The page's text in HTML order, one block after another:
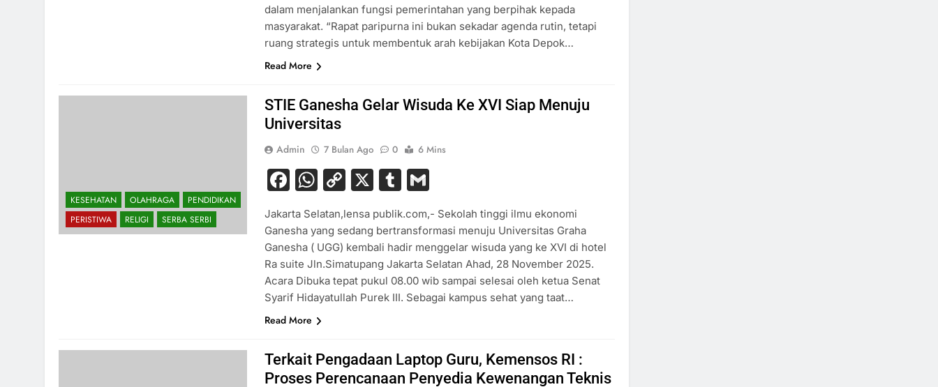
dalam menjalankan fungsi pemerintahan yang berpihak kepada
masyarakat. “Rapat paripurna ini bukan sekadar agenda rutin, tetapi
ruang strategis untuk membentuk arah kebijakan Kota Depok…
Read More
KESEHATAN OLAHRAGA
PENDIDIKAN
PERISTIWA
RELIGI SERBA SERBI
STIE Ganesha Gelar Wisuda Ke XVI Siap Menuju
Universitas
Admin 7 Bulan Ago 0 6 Mins
Facebook
WhatsApp
Copy
X Tumblr
Jakarta Selatan,lensa publik.com,- Sekolah tinggi ilmu ekonomi
Ganesha yang sedang bertransformasi menuju Universitas Graha
Ganesha ( UGG) kembali hadir menggelar wisuda yang ke XVI di hotel
Ra suite Jln.Simatupang Jakarta Selatan Ahad, 28 November 2025.
Acara Dibuka tepat pukul 08.00 wib sampai selesai oleh ketua Senat
Syarif Hidayatullah Purek III. Sebagai kampus sehat yang taat…
Read More
Terkait Pengadaan Laptop Guru, Kemensos RI :
Proses Perencanaan Penyedia Kewenangan Teknis